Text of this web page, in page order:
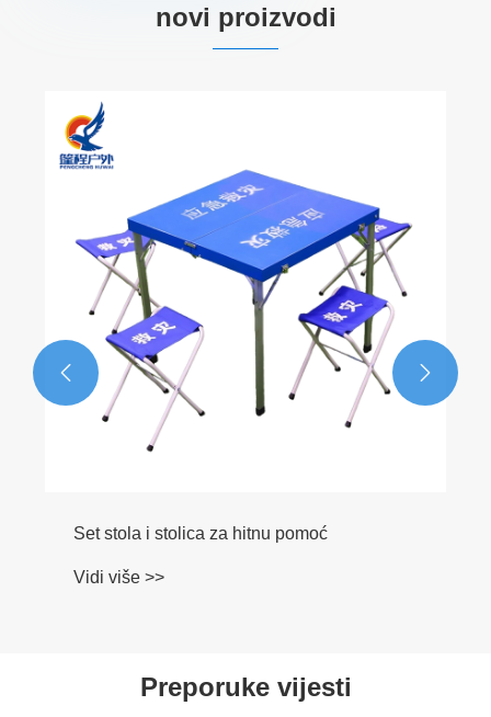
novi proizvodi
Set stola i stolica za hitnu pomoć
Vidi više >>
 
Preporuke vijesti